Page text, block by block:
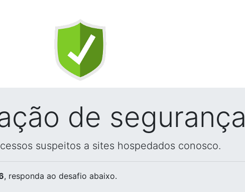
de segurança
suspeitos a sites hospedados conosco.
, responda ao desafio abaixo.